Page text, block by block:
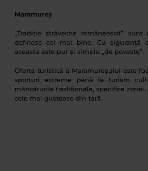
Maramureș
„Tradiție străveche românească”
definesc cel mai bine. Cu siguranță
aceasta este pur și simplu „de poveste”.
Oferta turistică a Maramureșului este
sporturi extreme până la turism
mâncărurile tradiționale, specifice zonei,
cele mai gustoase din țară.